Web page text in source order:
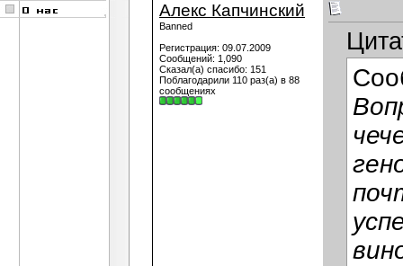
Алекс Капчинский
Banned
Регистрация: 09.07.2009
Сообщений: 1,090
Сказал(а) спасибо: 151
Поблагодарили 110 раз(а) в 88
сообщениях